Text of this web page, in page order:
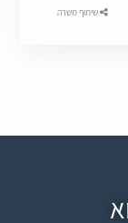
שיתוף משרה